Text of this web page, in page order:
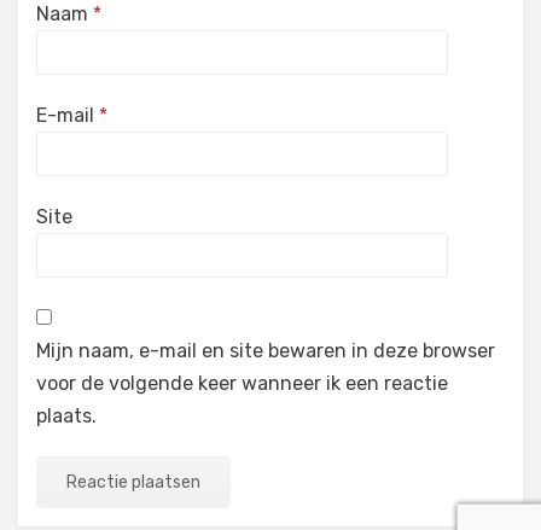
Naam *
E-mail *
Site
Mijn naam, e-mail en site bewaren in deze browser
voor de volgende keer wanneer ik een reactie
plaats.